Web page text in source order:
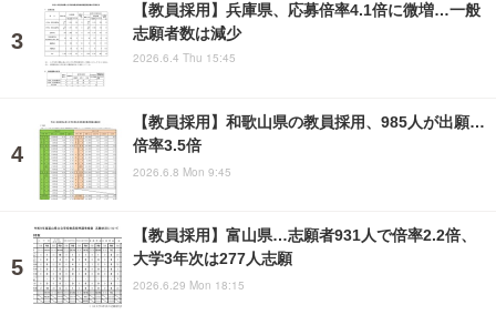
【教員採用】兵庫県、応募倍率4.1倍に微増…一般
志願者数は減少
2026.6.4 Thu 15:45
【教員採用】和歌山県の教員採用、985人が出願…
倍率3.5倍
2026.6.8 Mon 9:45
【教員採用】富山県…志願者931人で倍率2.2倍、
大学3年次は277人志願
2026.6.29 Mon 18:15